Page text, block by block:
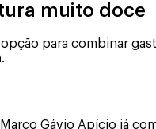
muito doce
para combinar
.
Gávio Apício já